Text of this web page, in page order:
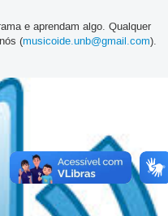
e aprendam algo. Qualquer
(musicoide.unb@gmail.com).